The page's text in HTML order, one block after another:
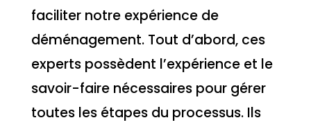
faciliter notre expérience de
déménagement. Tout d’abord, ces
experts possèdent l’expérience et le
savoir-faire nécessaires pour gérer
toutes les étapes du processus. Ils